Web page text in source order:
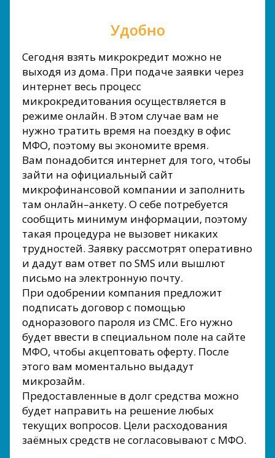
Удобно
Сегодня взять микрокредит можно не
выходя из дома. При подаче заявки через
интернет весь процесс
микрокредитования осуществляется в
режиме онлайн. В этом случае вам не
нужно тратить время на поездку в офис
МФО, поэтому вы экономите время.
Вам понадобится интернет для того, чтобы
зайти на официальный сайт
микрофинансовой компании и заполнить
там онлайн–анкету. О себе потребуется
сообщить минимум информации, поэтому
такая процедура не вызовет никаких
трудностей. Заявку рассмотрят оперативно
и дадут вам ответ по SMS или вышлют
письмо на электронную почту.
При одобрении компания предложит
подписать договор с помощью
одноразового пароля из СМС. Его нужно
будет ввести в специальном поле на сайте
МФО, чтобы акцептовать оферту. После
этого вам моментально выдадут
микрозайм.
Предоставленные в долг средства можно
будет направить на решение любых
текущих вопросов. Цели расходования
заёмных средств не согласовывают с МФО.